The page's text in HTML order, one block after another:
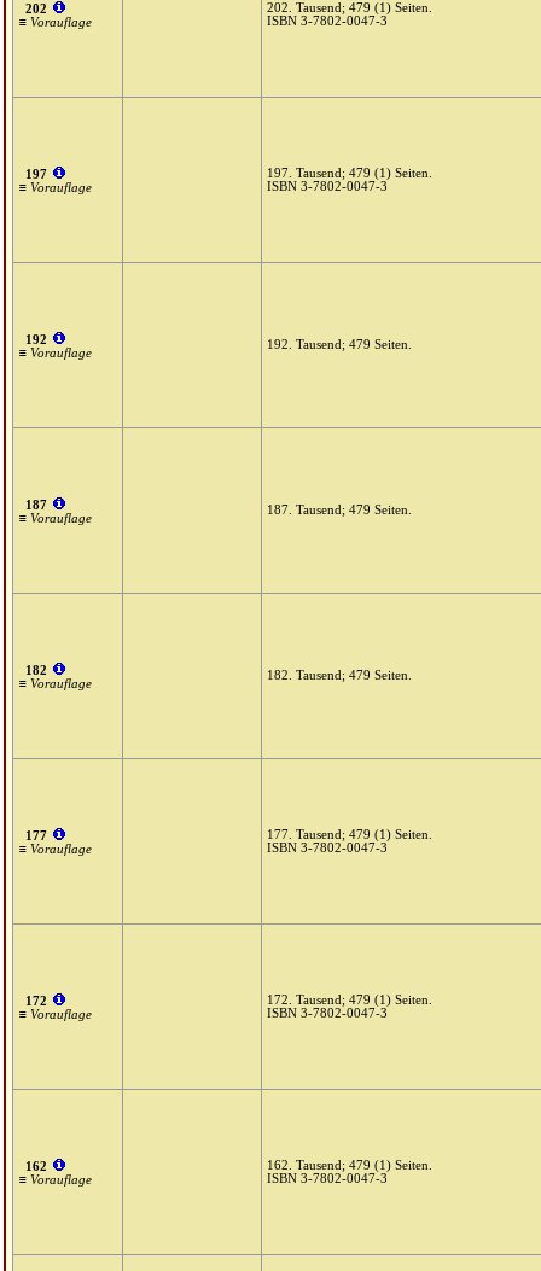
202
≡ Vorauflage
202. Tausend; 479 (1) Seiten.
ISBN 3-7802-0047-3
197
≡ Vorauflage
197. Tausend; 479 (1) Seiten.
ISBN 3-7802-0047-3
192
≡ Vorauflage
192. Tausend; 479 Seiten.
187
≡ Vorauflage
187. Tausend; 479 Seiten.
182
≡ Vorauflage
182. Tausend; 479 Seiten.
177
≡ Vorauflage
177. Tausend; 479 (1) Seiten.
ISBN 3-7802-0047-3
172
≡ Vorauflage
172. Tausend; 479 (1) Seiten.
ISBN 3-7802-0047-3
162
≡ Vorauflage
162. Tausend; 479 (1) Seiten.
ISBN 3-7802-0047-3